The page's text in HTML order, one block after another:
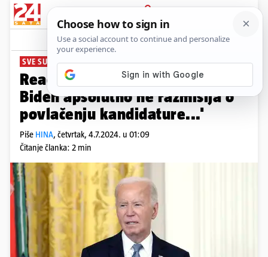
PRIJAVA
News Komentari
SVE SU DEMANTIRALI
Reagirala i Bijela kuća: 'Joe
Biden apsolutno ne razmišlja o
povlačenju kandidature...'
Piše HINA, četvrtak, 4.7.2024. u 01:09
Čitanje članka: 2 min